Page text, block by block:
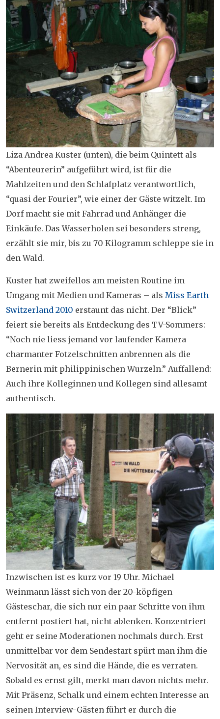
Liza Andrea Kuster (unten), die beim Quintett als
“Abenteurerin” aufgeführt wird, ist für die
Mahlzeiten und den Schlafplatz verantwortlich,
“quasi der Fourier”, wie einer der Gäste witzelt. Im
Dorf macht sie mit Fahrrad und Anhänger die
Einkäufe. Das Wasserholen sei besonders streng,
erzählt sie mir, bis zu 70 Kilogramm schleppe sie in
den Wald.
Kuster hat zweifellos am meisten Routine im
Umgang mit Medien und Kameras – als Miss Earth
Switzerland 2010 erstaunt das nicht. Der “Blick”
feiert sie bereits als Entdeckung des TV-Sommers:
“Noch nie liess jemand vor laufender Kamera
charmanter Fotzelschnitten anbrennen als die
Bernerin mit philippinischen Wurzeln.” Auffallend:
Auch ihre Kolleginnen und Kollegen sind allesamt
authentisch.
Inzwischen ist es kurz vor 19 Uhr. Michael
Weinmann lässt sich von der 20-köpfigen
Gästeschar, die sich nur ein paar Schritte von ihm
entfernt postiert hat, nicht ablenken. Konzentriert
geht er seine Moderationen nochmals durch. Erst
unmittelbar vor dem Sendestart spürt man ihm die
Nervosität an, es sind die Hände, die es verraten.
Sobald es ernst gilt, merkt man davon nichts mehr.
Mit Präsenz, Schalk und einem echten Interesse an
seinen Interview-Gästen führt er durch die